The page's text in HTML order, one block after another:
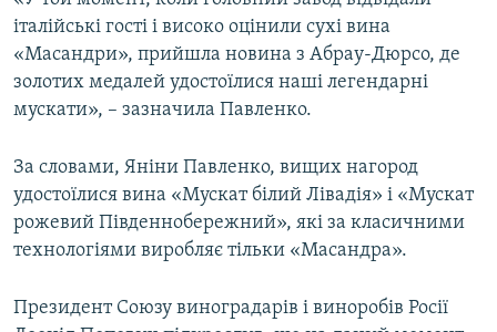
ІНФОГРАФІКА
ДОЛУЧАЙСЯ!
Усі сайти RFE/RL
італійські гості і високо оцінили сухі вина
«Масандри», прийшла новина з Абрау-Дюрсо, де
золотих медалей удостоїлися наші легендарні
мускати», – зазначила Павленко.
За словами, Яніни Павленко, вищих нагород
удостоїлися вина «Мускат білий Лівадія» і «Мускат
рожевий Південнобережний», які за класичними
технологіями виробляє тільки «Масандра».
Президент Союзу виноградарів і виноробів Росії